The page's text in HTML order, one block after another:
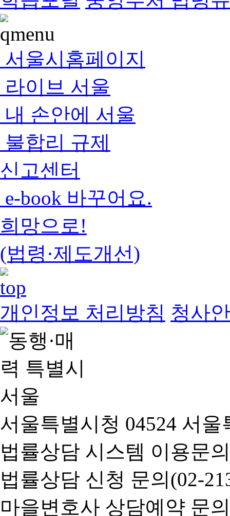
서울시홈페이지
라이브 서울
내 손안에 서울
불합리 규제
신고센터
e-book 바꾸어요.
희망으로!
(법령·제도개선)
개인정보 처리방침 청사
서울특별시청 04524 서
법률상담 시스템 이용문
법률상담 신청 문의(02-
마을변호사 상담예약 문